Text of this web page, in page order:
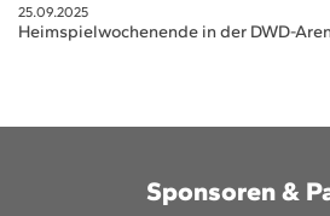
25.09.2025
Heimspielwochenende in der DWD-
Sponsoren &